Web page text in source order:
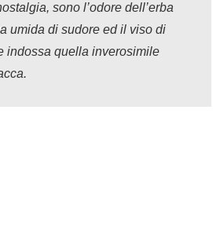
sono l’odore dell’erba
umida di sudore ed il viso di
indossa quella inverosimile